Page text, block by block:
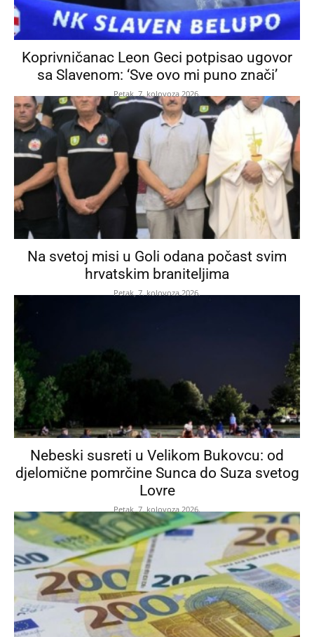
Koprivničanac Leon Geci potpisao ugovor
sa Slavenom: ‘Sve ovo mi puno znači’
Petak, 7. kolovoza 2026.
Na svetoj misi u Goli odana počast svim
hrvatskim braniteljima
Petak, 7. kolovoza 2026.
Nebeski susreti u Velikom Bukovcu: od
djelomične pomrčine Sunca do Suza svetog
Lovre
Petak, 7. kolovoza 2026.